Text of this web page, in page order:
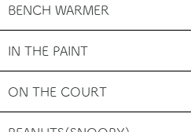
BENCH WARMER
IN THE PAINT
ON THE COURT